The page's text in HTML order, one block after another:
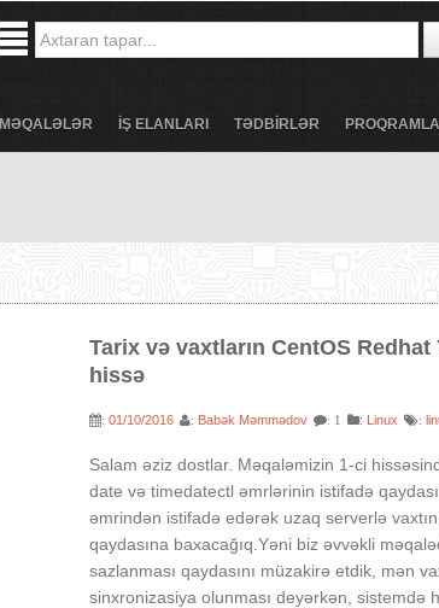
MƏQALƏLƏR İŞ ELANLARI TƏDBİRLƏR
Tarix və vaxtların CentOS
hissə
:01/10/2016 : Babək Məmmədov : 1 : Linux :
Salam əziz dostlar. Məqaləmizin 1-ci
date və timedatectl əmrlərinin istifadə
əmrindən istifadə edərək uzaq serverlə
qaydasına baxacağıq.Yəni biz əvvəkli
sazlanması qaydasını müzakirə etdik, mən
sinxronizasiya olunması deyərkən, sistemdə